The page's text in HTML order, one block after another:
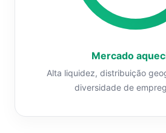
Mercado
Alta liquidez, distribuição
diversidade de